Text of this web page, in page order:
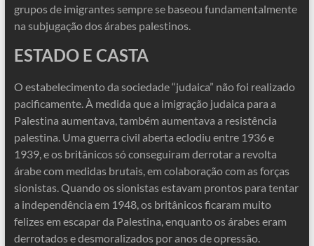
grupos de imigrantes sempre se baseou fundamentalmente
na subjugação dos árabes palestinos.
ESTADO E CASTA
O estabelecimento da sociedade “judaica” não foi realizado
pacificamente. À medida que a imigração judaica para a
Palestina aumentava, também aumentava a resistência
palestina. Uma guerra civil aberta eclodiu entre 1936 e
1939, e os britânicos só conseguiram derrotar a revolta
árabe com medidas brutais, em colaboração com as forças
sionistas. Quando os sionistas estavam prontos para tentar
a independência em 1948, os britânicos ficaram muito
felizes em escapar da Palestina, enquanto os árabes eram
derrotados e desmoralizados por anos de opressão.